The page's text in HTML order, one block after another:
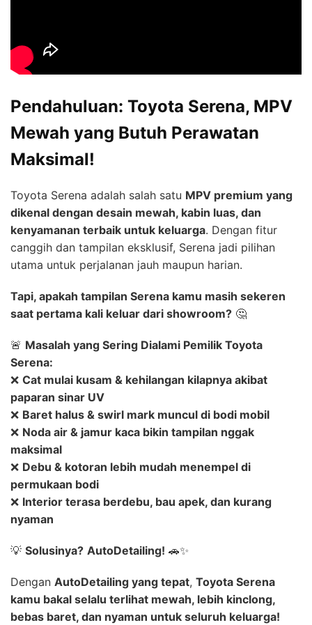
Pendahuluan: Toyota Serena, MPV
Mewah yang Butuh Perawatan
Maksimal!
Toyota Serena adalah salah satu MPV premium yang
dikenal dengan desain mewah, kabin luas, dan
kenyamanan terbaik untuk keluarga. Dengan fitur
canggih dan tampilan eksklusif, Serena jadi pilihan
utama untuk perjalanan jauh maupun harian.
Tapi, apakah tampilan Serena kamu masih sekeren
saat pertama kali keluar dari showroom? 🤔
🚨 Masalah yang Sering Dialami Pemilik Toyota
Serena:
❌ Cat mulai kusam & kehilangan kilapnya akibat
paparan sinar UV
❌ Baret halus & swirl mark muncul di bodi mobil
❌ Noda air & jamur kaca bikin tampilan nggak
maksimal
❌ Debu & kotoran lebih mudah menempel di
permukaan bodi
❌ Interior terasa berdebu, bau apek, dan kurang
nyaman
💡 Solusinya? AutoDetailing! 🚗✨
Dengan AutoDetailing yang tepat, Toyota Serena
kamu bakal selalu terlihat mewah, lebih kinclong,
bebas baret, dan nyaman untuk seluruh keluarga!